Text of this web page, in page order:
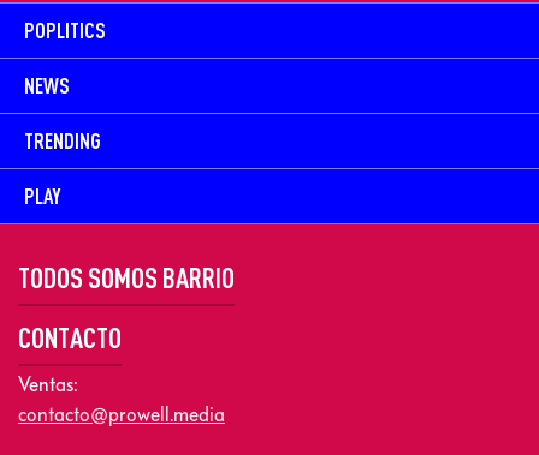
POPLITICS
NEWS
TRENDING
PLAY
TODOS SOMOS BARRIO
CONTACTO
Ventas:
contacto@prowell.media